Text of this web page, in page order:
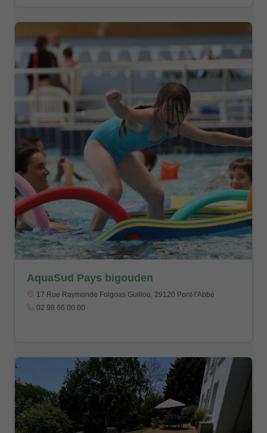
AquaSud Pays bigouden
17 Rue Raymonde Folgoas Guillou, 29120 Pont-l'Abbé
02 98 66 00 00